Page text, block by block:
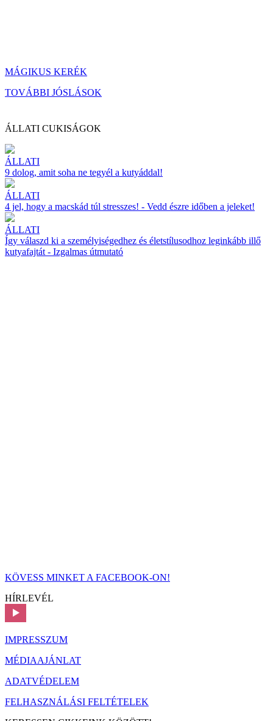
MÁGIKUS KERÉK
TOVÁBBI JÓSLÁSOK
ÁLLATI CUKISÁGOK
ÁLLATI
9 dolog, amit soha ne tegyél a kutyáddal!
ÁLLATI
4 jel, hogy a macskád túl stresszes! - Vedd észre időben a jeleket!
ÁLLATI
Így válaszd ki a személyiségedhez és életstílusodhoz leginkább illő
kutyafajtát - Izgalmas útmutató
KÖVESS MINKET A FACEBOOK-ON!
HÍRLEVÉL
IMPRESSZUM
MÉDIAAJÁNLAT
ADATVÉDELEM
FELHASZNÁLÁSI FELTÉTELEK